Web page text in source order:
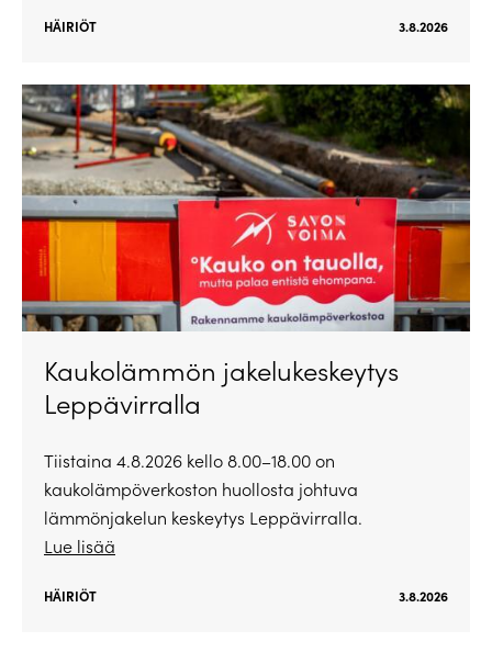
HÄIRIÖT 3.8.2026
Kaukolämmön jakelukeskeytys
Leppävirralla
Tiistaina 4.8.2026 kello 8.00–18.00 on
kaukolämpöverkoston huollosta johtuva
lämmönjakelun keskeytys Leppävirralla.
Lue lisää
HÄIRIÖT 3.8.2026